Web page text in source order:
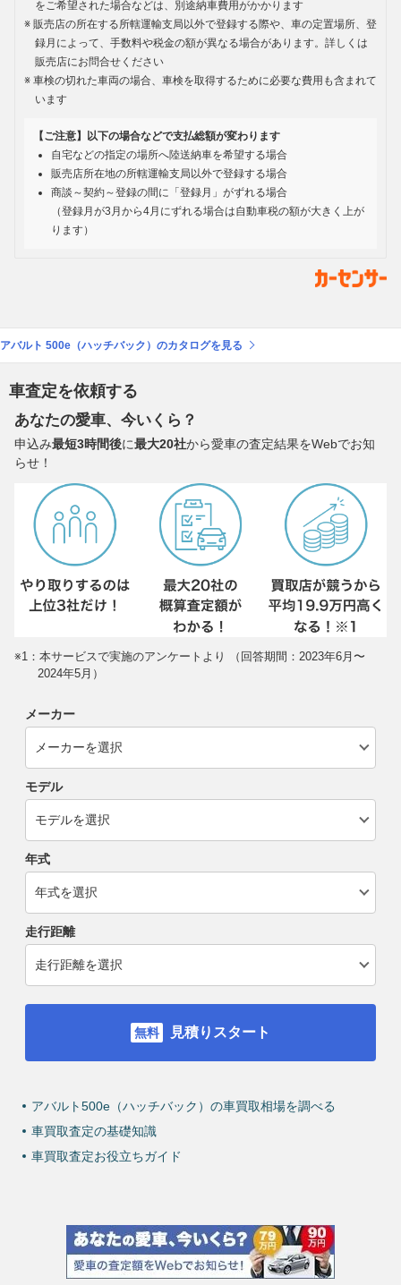
をご希望された場合などは、別途納車費用がかかります
販売店の所在する所轄運輸支局以外で登録する際や、車の定置場所、登
録月によって、手数料や税金の額が異なる場合があります。詳しくは
販売店にお問合せください
車検の切れた車両の場合、車検を取得するために必要な費用も含まれて
います
【ご注意】以下の場合などで支払総額が変わります
自宅などの指定の場所へ陸送納車を希望する場合
販売店所在地の所轄運輸支局以外で登録する場合
商談～契約～登録の間に「登録月」がずれる場合
（登録月が3月から4月にずれる場合は自動車税の額が大きく上が
ります）
アバルト 500e（ハッチバック）のカタログを見る
車査定を依頼する
あなたの愛車、今いくら？
申込み最短3時間後に最大20社から愛車の査定結果をWebでお知
らせ！
※1：本サービスで実施のアンケートより （回答期間：2023年6月〜
2024年5月）
メーカー
モデル
年式
走行距離
見積りスタート
アバルト500e（ハッチバック）の車買取相場を調べる
車買取査定の基礎知識
車買取査定お役立ちガイド